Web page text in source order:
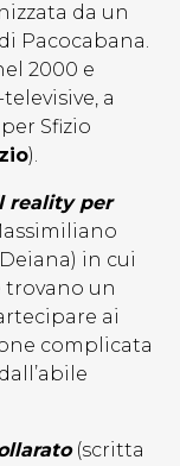
da un
Pacocabana.
2000 e
a
Sfizio
).
reality per
in cui
trovano un
ai
complicata
(scritta